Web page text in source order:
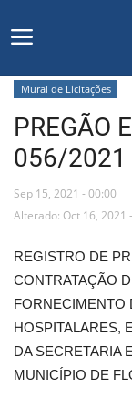
Início
Editais
Floriano
Secretarias e
Mural de
Notícias
Mural de Licitações
PREGÃO
056/2021
Sep 15, 2021 - 00:00
Alterado: Oct 16, 2021
REGISTRO DE
CONTRATAÇÃO
FORNECIMENTO
HOSPITALARES,
DA SECRETARIA
MUNICÍPIO DE